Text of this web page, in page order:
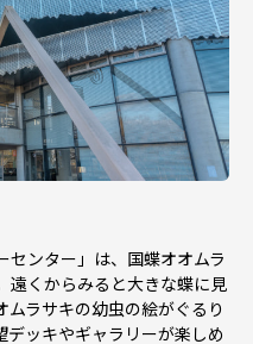
降のお申し込みにつきま
なりますのでご了承お願
ましたお礼の品の発送に
申請について】
によるオンライン・ワン
す。
センター」は、国蝶オオムラ
遠くからみると大きな蝶に見
ムラサキの幼虫の絵がぐるり
デッキやギャラリーが楽しめ